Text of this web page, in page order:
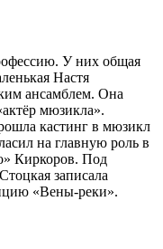
У них общая
Настя
ансамблем. Она
мюзикла».
кастинг в мюзикл
на главную роль в
Киркоров. Под
записала
«Вены-реки».